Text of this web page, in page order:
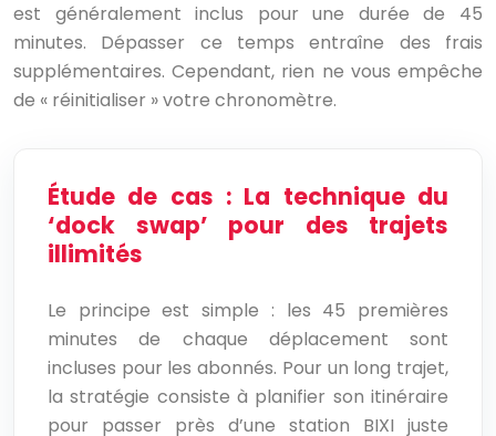
est généralement inclus pour une durée de 45
minutes. Dépasser ce temps entraîne des frais
supplémentaires. Cependant, rien ne vous empêche
de « réinitialiser » votre chronomètre.
Étude de cas : La technique du
‘dock swap’ pour des trajets
illimités
Le principe est simple : les 45 premières
minutes de chaque déplacement sont
incluses pour les abonnés. Pour un long trajet,
la stratégie consiste à planifier son itinéraire
pour passer près d’une station BIXI juste